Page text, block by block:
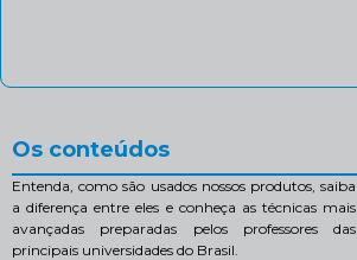
Os conteúdos
Entenda, como são usados nossos produtos, saiba
a diferença entre eles e conheça as técnicas mais
avançadas preparadas pelos professores das
principais universidades do Brasil.